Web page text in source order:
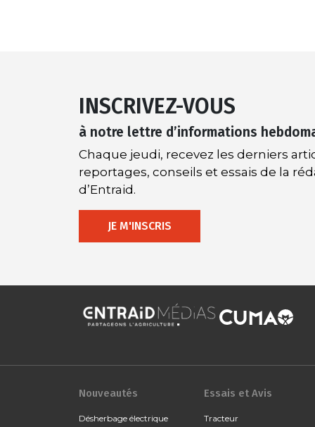
INSCRIVEZ-VOUS
à notre lettre d’informations
Chaque jeudi, recevez les derniers
reportages, conseils et essais de la
d’Entraid.
JE M'INSCRIS
Nouveautés
Désherbage électrique
Essais et Avis
Tracteur